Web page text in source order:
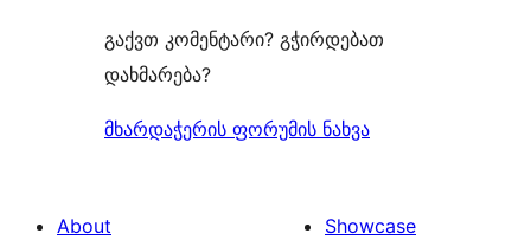
გაქვთ კომენტარი? გჭირდებათ
დახმარება?
მხარდაჭერის ფორუმის ნახვა
About
Showcase